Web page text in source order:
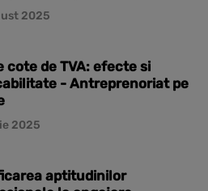
2025
cote de TVA: efecte si
- Antreprenoriat pe
2025
aptitudinilor